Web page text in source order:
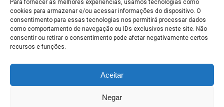
Para fornecer as melhores experiências, usamos tecnologias como
cookies para armazenar e/ou acessar informações do dispositivo. O
consentimento para essas tecnologias nos permitirá processar dados
como comportamento de navegação ou IDs exclusivos neste site. Não
consentir ou retirar o consentimento pode afetar negativamente certos
recursos e funções.
Aceitar
Negar
informativo, servindo como boletins de divulgação, e não devem ser
interpretadas como recomendações de investimento.Leia mais
Bolsa de Valores